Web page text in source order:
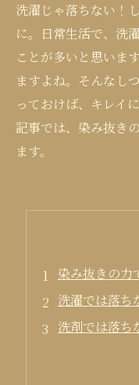
洗濯じゃ落ちない！
に。日常生活で、洗
ことが多いと思いま
ますよね。そんなし
っておけば、キレイ
記事では、染み抜き
ます。
染み抜きの力
洗濯では落ち
洗剤では落ち
簡単な染み